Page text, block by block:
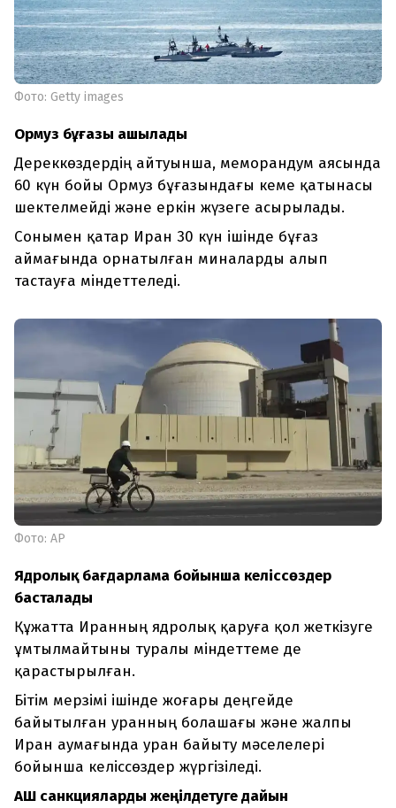
Фото: Getty images
Ормуз бұғазы ашылады
Дереккөздердің айтуынша, меморандум аясында
60 күн бойы Ормуз бұғазындағы кеме қатынасы
шектелмейді және еркін жүзеге асырылады.
Сонымен қатар Иран 30 күн ішінде бұғаз
аймағында орнатылған миналарды алып
тастауға міндеттеледі.
Фото: АР
Ядролық бағдарлама бойынша келіссөздер
басталады
Құжатта Иранның ядролық қаруға қол жеткізуге
ұмтылмайтыны туралы міндеттеме де
қарастырылған.
Бітім мерзімі ішінде жоғары деңгейде
байытылған уранның болашағы және жалпы
Иран аумағында уран байыту мәселелері
бойынша келіссөздер жүргізіледі.
АҚШ санкцияларды жеңілдетуге дайын